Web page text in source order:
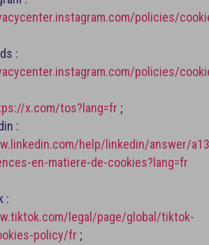
policies/
:
policies/
x.com/tos?lang=fr ;
:
help/linkedin/answer/
en-matiere-de-cookies?lang=fr
:
legal/page/global/tiktok-
policy/fr ;